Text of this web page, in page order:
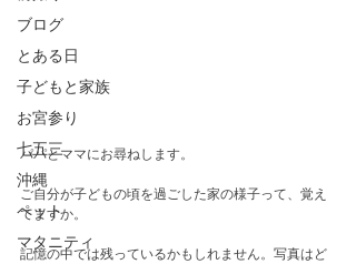
ブログ
とある日
子どもと家族
お宮参り
七五三
沖縄
ペット
マタニティ
パパとママにお尋ねします。
ご自分が子どもの頃を過ごした家の様子って、覚え
てますか。
記憶の中では残っているかもしれません。写真はど